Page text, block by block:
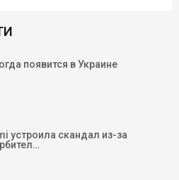
появится в Украине
устроила скандал из-за